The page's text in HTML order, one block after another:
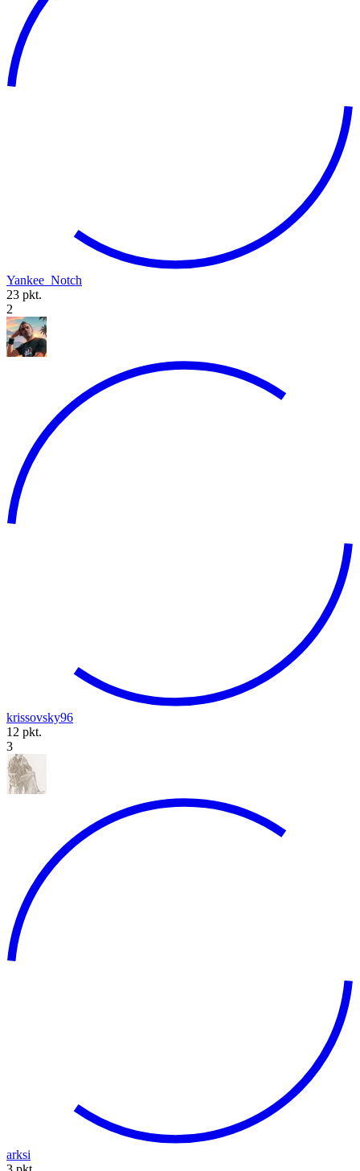
Yankee_Notch
23 pkt.
2
krissovsky96
12 pkt.
3
arksi